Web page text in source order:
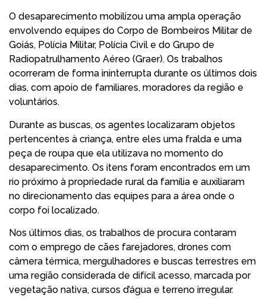
O desaparecimento mobilizou uma ampla operação
envolvendo equipes do Corpo de Bombeiros Militar de
Goiás, Polícia Militar, Polícia Civil e do Grupo de
Radiopatrulhamento Aéreo (Graer). Os trabalhos
ocorreram de forma ininterrupta durante os últimos dois
dias, com apoio de familiares, moradores da região e
voluntários.
Durante as buscas, os agentes localizaram objetos
pertencentes à criança, entre eles uma fralda e uma
peça de roupa que ela utilizava no momento do
desaparecimento. Os itens foram encontrados em um
rio próximo à propriedade rural da família e auxiliaram
no direcionamento das equipes para a área onde o
corpo foi localizado.
Nos últimos dias, os trabalhos de procura contaram
com o emprego de cães farejadores, drones com
câmera térmica, mergulhadores e buscas terrestres em
uma região considerada de difícil acesso, marcada por
vegetação nativa, cursos d’água e terreno irregular.